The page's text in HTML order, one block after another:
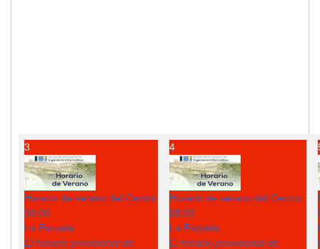
3
Horario de verano del Centro
08:00
La Escuela
El horario provisional de
4
Horario de verano del Centro
08:00
La Escuela
El horario provisional de